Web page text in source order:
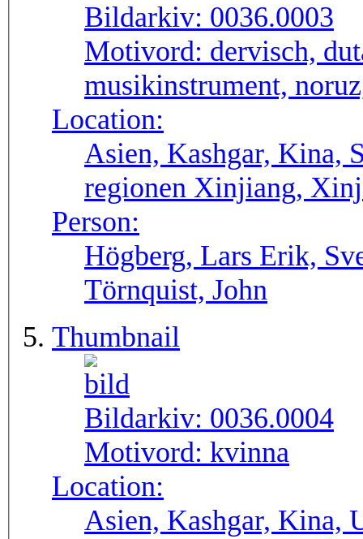
Bildarkiv: 0036.0003
Motivord: dervisch,
musikinstrument,
Location:
Asien, Kashgar, Kina,
regionen Xinjiang,
Person:
Högberg, Lars Erik,
Törnquist, John
Thumbnail
Bildarkiv: 0036.0004
Motivord: kvinna
Location:
Asien, Kashgar, Kina,